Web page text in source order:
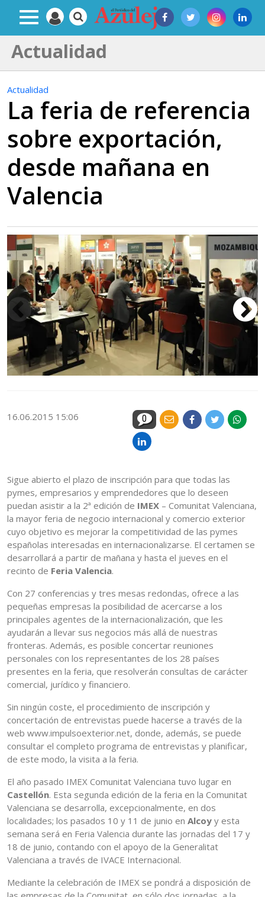
Actualidad
Actualidad
La feria de referencia
sobre exportación,
desde mañana en
Valencia
16.06.2015 15:06 0
Sigue abierto el plazo de inscripción para que todas las
pymes, empresarios y emprendedores que lo deseen
puedan asistir a la 2ª edición de IMEX – Comunitat Valenciana,
la mayor feria de negocio internacional y comercio exterior
cuyo objetivo es mejorar la competitividad de las pymes
españolas interesadas en internacionalizarse. El certamen se
desarrollará a partir de mañana y hasta el jueves en el
recinto de Feria Valencia.
Con 27 conferencias y tres mesas redondas, ofrece a las
pequeñas empresas la posibilidad de acercarse a los
principales agentes de la internacionalización, que les
ayudarán a llevar sus negocios más allá de nuestras
fronteras. Además, es posible concertar reuniones
personales con los representantes de los 28 países
presentes en la feria, que resolverán consultas de carácter
comercial, jurídico y financiero.
Sin ningún coste, el procedimiento de inscripción y
concertación de entrevistas puede hacerse a través de la
web www.impulsoexterior.net, donde, además, se puede
consultar el completo programa de entrevistas y planificar,
de este modo, la visita a la feria.
El año pasado IMEX Comunitat Valenciana tuvo lugar en
Castellón. Esta segunda edición de la feria en la Comunitat
Valenciana se desarrolla, excepcionalmente, en dos
localidades; los pasados 10 y 11 de junio en Alcoy y esta
semana será en Feria Valencia durante las jornadas del 17 y
18 de junio, contando con el apoyo de la Generalitat
Valenciana a través de IVACE Internacional.
Mediante la celebración de IMEX se pondrá a disposición de